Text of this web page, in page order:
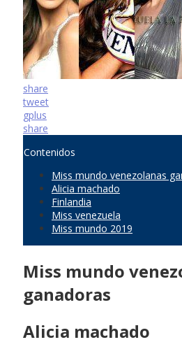
share
tweet
gplus
share
Contenidos
Miss mundo venezolanas
Alicia machado
Finlandia
Miss venezuela
Miss mundo 2019
Miss mundo
ganadoras
Alicia machado